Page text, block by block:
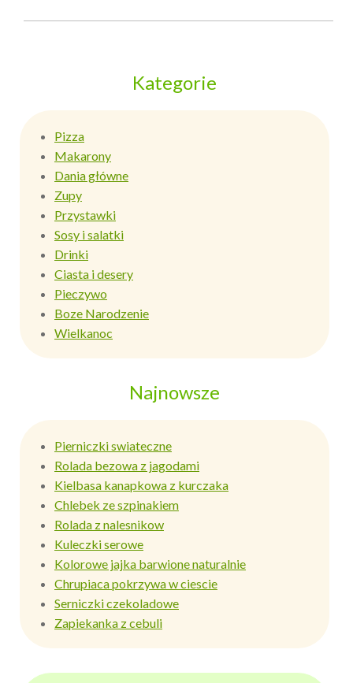
Kategorie
Pizza
Makarony
Dania główne
Zupy
Przystawki
Sosy i salatki
Drinki
Ciasta i desery
Pieczywo
Boze Narodzenie
Wielkanoc
Najnowsze
Pierniczki swiateczne
Rolada bezowa z jagodami
Kielbasa kanapkowa z kurczaka
Chlebek ze szpinakiem
Rolada z nalesnikow
Kuleczki serowe
Kolorowe jajka barwione naturalnie
Chrupiaca pokrzywa w ciescie
Serniczki czekoladowe
Zapiekanka z cebuli